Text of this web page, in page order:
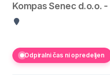
Kompas Senec d.o.o.
Odpiralni čas ni opredeljen